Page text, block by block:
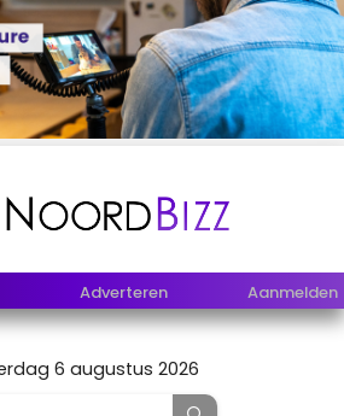
Adverteren Aanmelden
6 augustus 2026